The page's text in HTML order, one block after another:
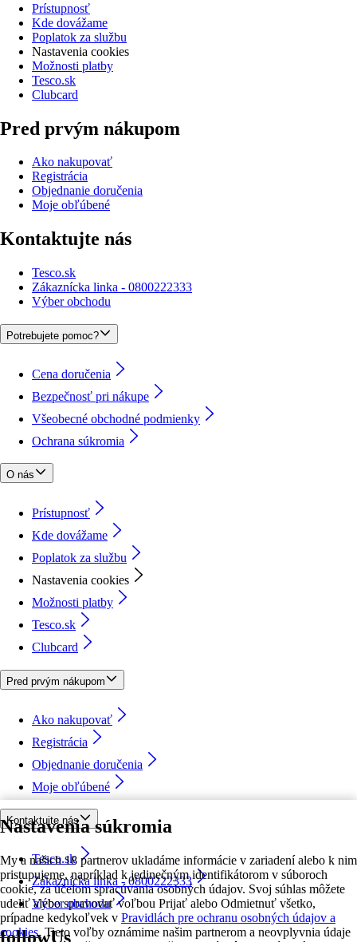
Nastavenia súkromia
My a našich 18 partnerov ukladáme informácie v zariadení alebo k nim
pristupujeme, napríklad k jedinečným identifikátorom v súboroch
cookie, za účelom spracúvania osobných údajov. Svoj súhlas môžete
udeliť alebo spravovať voľbou Prijať alebo Odmietnuť všetko,
prípadne kedykoľvek v Pravidlách pre ochranu osobných údajov a
cookies. Tieto voľby oznámime našim partnerom a neovplyvnia údaje
Prístupnosť
Kde dovážame
Poplatok za službu
Nastavenia cookies
Možnosti platby
Tesco.sk
Clubcard
Pred prvým nákupom
Ako nakupovať
Registrácia
Objednanie doručenia
Moje obľúbené
Kontaktujte nás
Tesco.sk
Zákaznícka linka - 0800222333
Výber obchodu
Potrebujete pomoc?
Cena doručenia
Bezpečnosť pri nákupe
Všeobecné obchodné podmienky
Ochrana súkromia
O nás
Prístupnosť
Kde dovážame
Poplatok za službu
Nastavenia cookies
Možnosti platby
Tesco.sk
Clubcard
Pred prvým nákupom
Ako nakupovať
Registrácia
Objednanie doručenia
Moje obľúbené
Kontaktujte nás
Tesco.sk
Zákaznícka linka - 0800222333
Výber obchodu
followUs